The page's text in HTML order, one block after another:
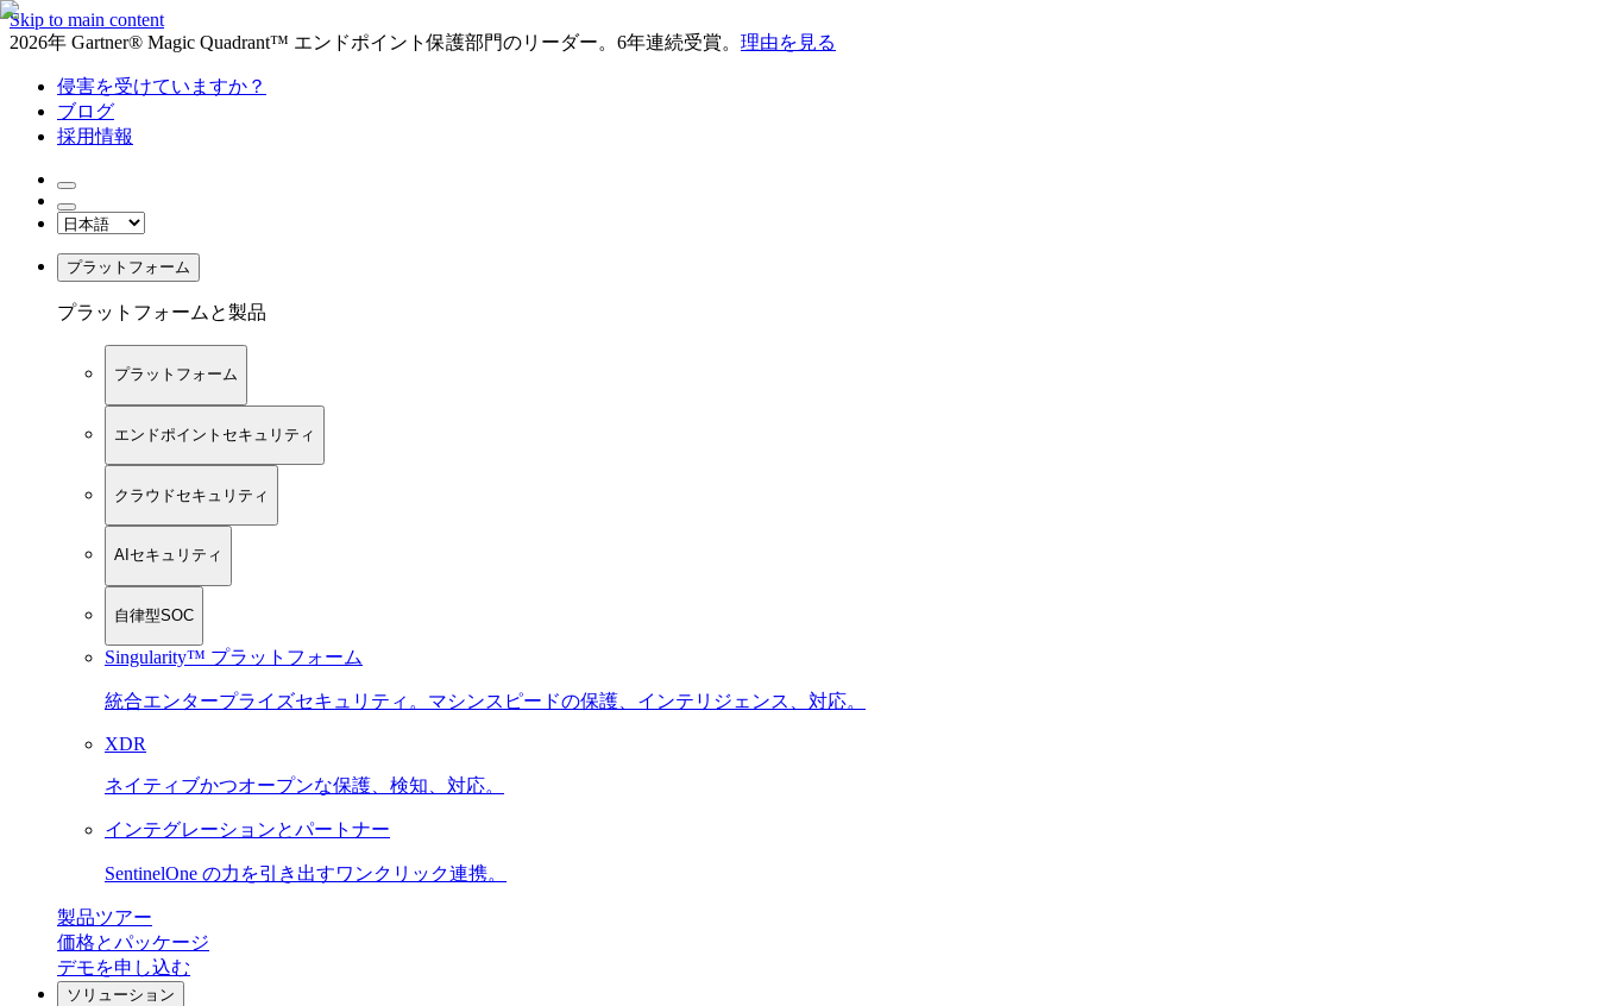
Skip to main content
2026年 Gartner® Magic Quadrant™ エンドポイント保護部門のリーダー。6年連続受賞。 理由を見る
侵害を受けていますか？
ブログ
採用情報
プラットフォーム
プラットフォームと製品
プラットフォーム
エンドポイントセキュリティ
クラウドセキュリティ
AIセキュリティ
自律型SOC
Singularity™ プラットフォーム
統合エンタープライズセキュリティ。マシンスピードの保護、インテリジェンス、対応。
XDR
ネイティブかつオープンな保護、検知、対応。
インテグレーションとパートナー
SentinelOne の力を引き出すワンクリック連携。
製品ツアー
価格とパッケージ
デモを申し込む
ソリューション